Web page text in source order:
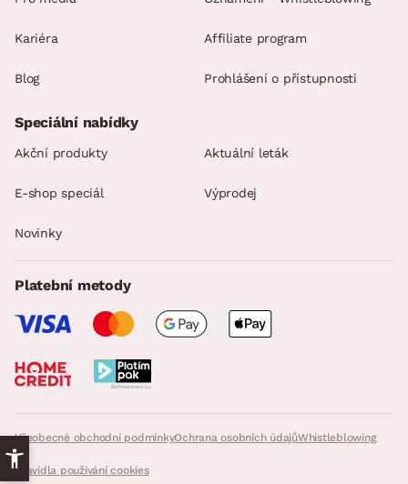
Kariéra
Blog
Affiliate program
Prohlášení o přístupnosti
Všeobecné obchodní podmínkyOchrana osobních údajůWhistleblowing
Pravidla používání cookies
Speciální nabídky
Akční produkty Aktuální leták
E-shop speciál Výprodej
Novinky
Platební metody